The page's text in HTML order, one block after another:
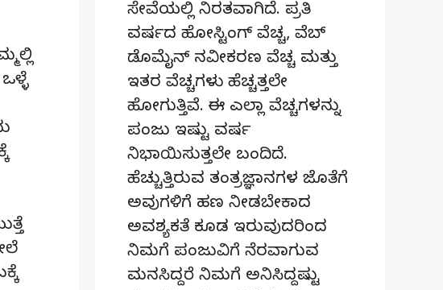
ಸೇವೆಯಲ್ಲಿ ನಿರತವಾಗಿದೆ. ಪ್ರತಿ
ವರ್ಷದ ಹೋಸ್ಟಿಂಗ್‌ ವೆಚ್ಚ, ವೆಬ್‌
ಡೊಮೈನ್‌ ನವೀಕರಣ ವೆಚ್ಚ ಮತ್ತು
ಇತರ ವೆಚ್ಚಗಳು ಹೆಚ್ಚತ್ತಲೇ
ಹೋಗುತ್ತಿವೆ. ಈ ಎಲ್ಲಾ ವೆಚ್ಚಗಳನ್ನು
ಪಂಜು ಇಷ್ಟು ವರ್ಷ
ನಿಭಾಯಿಸುತ್ತಲೇ ಬಂದಿದೆ.
ಹೆಚ್ಚುತ್ತಿರುವ ತಂತ್ರಜ್ಞಾನಗಳ ಜೊತೆಗೆ
ಅವುಗಳಿಗೆ ಹಣ ನೀಡಬೇಕಾದ
ಅವಶ್ಯಕತೆ ಕೂಡ ಇರುವುದರಿಂದ
ನಿಮಗೆ ಪಂಜುವಿಗೆ ನೆರವಾಗುವ
ಮನಸಿದ್ದರೆ ನಿಮಗೆ ಅನಿಸಿದ್ದಷ್ಟು